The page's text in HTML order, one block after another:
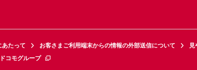
あたって お客さまご利用端末からの情報の外部送信について
見
コモグループ